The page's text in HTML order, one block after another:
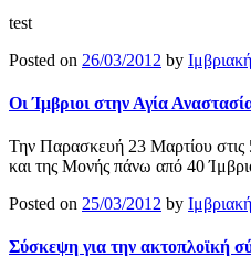
test
Posted on 26/03/2012 by
Οι Ίμβριοι στην Αγία
Την Παρασκευή 23 Μαρτίου στις
και της Μονής πάνω από 40
Posted on 25/03/2012 by
Σύσκεψη για την ακτοπλοϊκή